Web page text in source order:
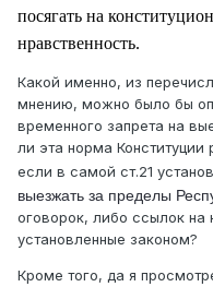
посягать на
нравственность.
Какой именно, из
мнению, можно было бы
временного запрета на
ли эта норма
если в самой ст.21
выезжать за пределы
оговорок, либо ссылок на
установленные законом?
Кроме того, да я